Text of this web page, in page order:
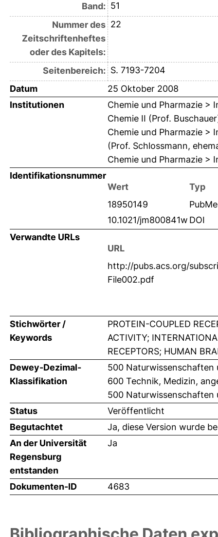
Band: 51
Nummer des
Zeitschriftenheftes
oder des Kapitels:
22
Seitenbereich: S. 7193-7204
Datum
25 Oktober 2008
Institutionen
Chemie und Pharmazie >
Chemie II (Prof.
Chemie und Pharmazie >
(Prof. Schlossmann,
Chemie und Pharmazie >
Identifikationsnummer
Wert
Typ
18950149
10.1021/jm800841w DOI
Verwandte URLs
URL
http://pubs.acs.org/
File002.pdf
Stichwörter /
Keywords
PROTEIN-COUPLED
ACTIVITY;
RECEPTORS; HUMAN
Dewey-Dezimal-
Klassifikation
500 Naturwissenschaften
600 Technik, Medizin,
500
Status
Veröffentlicht
Begutachtet
Ja, diese Version wurde
An der Universität
Regensburg
entstanden
Ja
Dokumenten-ID 4683